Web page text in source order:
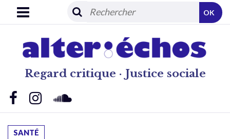
Regard critique · Justice sociale
OK
SANTÉ